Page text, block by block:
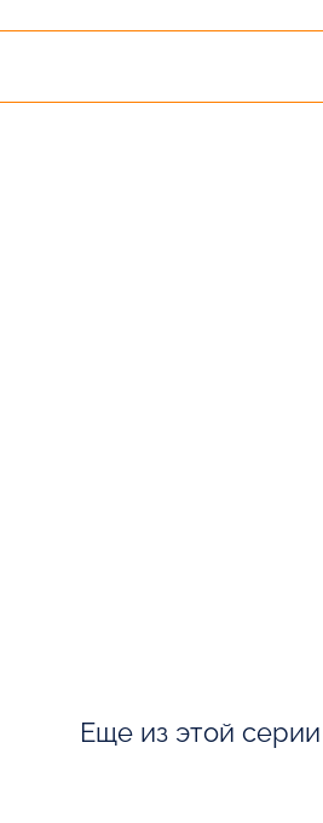
Еще из этой серии